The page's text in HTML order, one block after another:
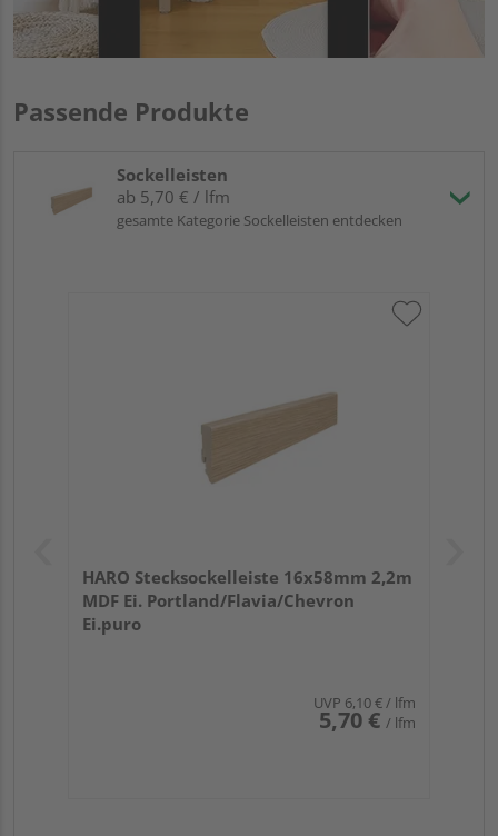
Passende Produkte
Sockelleisten
ab 5,70 € / lfm
gesamte Kategorie Sockelleisten entdecken
HARO Stecksockelleiste 16x58mm 2,2m
MDF Ei. Portland/Flavia/Chevron
Ei.puro
UVP 6,10 €/ lfm
5,70 € / lfm